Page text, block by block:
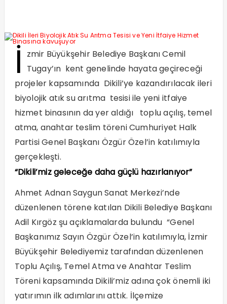
İ zmir Büyükşehir Belediye Başkanı Cemil
Tugay’ın kent genelinde hayata geçireceği
projeler kapsamında Dikili’ye kazandırılacak ileri
biyolojik atık su arıtma tesisi ile yeni itfaiye
hizmet binasının da yer aldığı toplu açılış, temel
atma, anahtar teslim töreni Cumhuriyet Halk
Partisi Genel Başkanı Özgür Özel’in katılımıyla
gerçekleşti.
“Dikili’miz geleceğe daha güçlü hazırlanıyor”
Ahmet Adnan Saygun Sanat Merkezi’nde
düzenlenen törene katılan Dikili Belediye Başkanı
Adil Kırgöz şu açıklamalarda bulundu “Genel
Başkanımız Sayın Özgür Özel’in katılımıyla, İzmir
Büyükşehir Belediyemiz tarafından düzenlenen
Toplu Açılış, Temel Atma ve Anahtar Teslim
Töreni kapsamında Dikili’miz adına çok önemli iki
yatırımın ilk adımlarını attık. İlçemize